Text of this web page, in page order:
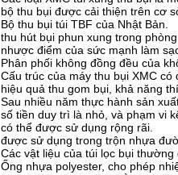
bộ thu bụi được cải thiện trên cơ
Bộ thu bụi túi TBF của Nhật Bản.
thu hút bụi phun xung trong
nhược điểm của sức mạnh làm
Phân phối không đồng đều của
Cấu trúc của máy thu bụi XMC
hiệu quả thu gom bụi, khả năng
Sau nhiều năm thực hành sản
số tiền duy trì là nhỏ, và phạm vi
có thể được sử dụng rộng rãi.
được sử dụng trong trộn nhựa
Các vật liệu của túi lọc bụi
Ống nhựa polyester, cho phép